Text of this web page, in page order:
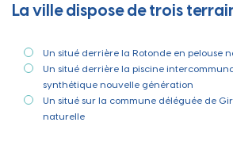
La ville dispose de trois
Un situé derrière la Rotonde en pelouse
Un situé derrière la piscine
synthétique nouvelle génération
Un situé sur la commune déléguée de
naturelle